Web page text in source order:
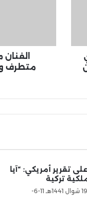
متطرف
تقرير أمريكي: “آيا
تركية
الخميس 19 شوال 1441هـ 11-6-